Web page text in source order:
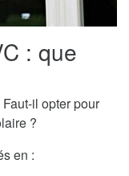
: que
il opter pour
?
en :